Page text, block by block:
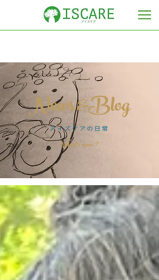
News &Blog
​アイズケアの日常
​What's new ?